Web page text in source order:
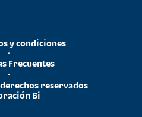
reservados
Bi
•
Frecuentes
•
y condiciones